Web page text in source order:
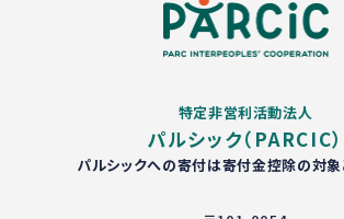
特定非営利活動法人
パルシック（PARCIC）
パルシックへの寄付は寄付金控除の対象